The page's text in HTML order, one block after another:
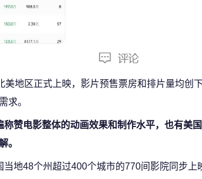
美地区正式上映，影片预售票房和排片量均创
求。
称赞电影整体的动画效果和制作水平，也有美
。
地48个州超过400个城市的770间影院同步